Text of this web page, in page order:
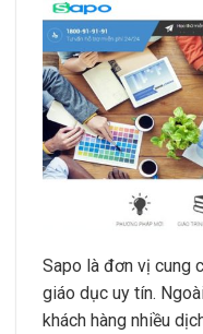
Sapo là đơn vị cung
giáo dục uy tín.
khách hàng nhiều